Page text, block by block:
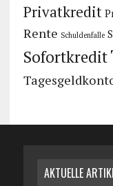
Privatkredit
Rente Schuldenfalle
Sofortkredit
AKTUELLE